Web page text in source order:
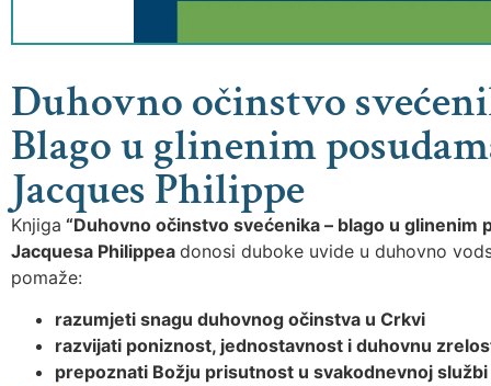
Duhovno očinstvo
Blago u glinenim
Jacques Philippe
Knjiga “Duhovno očinstvo svećenika – blago u glinenim
Jacquesa Philippea donosi duboke uvide u duhovno
pomaže:
razumjeti snagu duhovnog očinstva u Crkvi
razvijati poniznost, jednostavnost i duhovnu
prepoznati Božju prisutnost u svakodnevnoj